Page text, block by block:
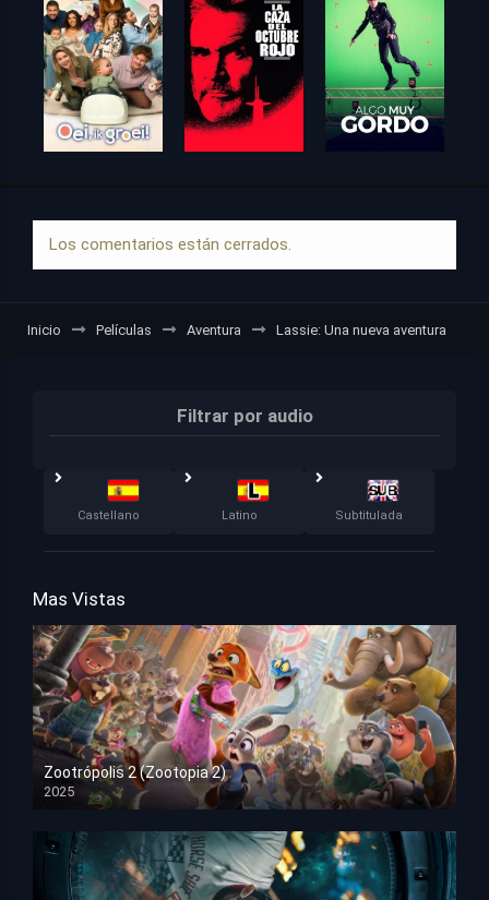
Los comentarios están cerrados.
Inicio Películas Aventura Lassie: Una nueva aventura
Filtrar por audio
Castellano Latino Subtitulada
Mas Vistas
Zootrópolis 2 (Zootopia 2)
2025
HD 1080p